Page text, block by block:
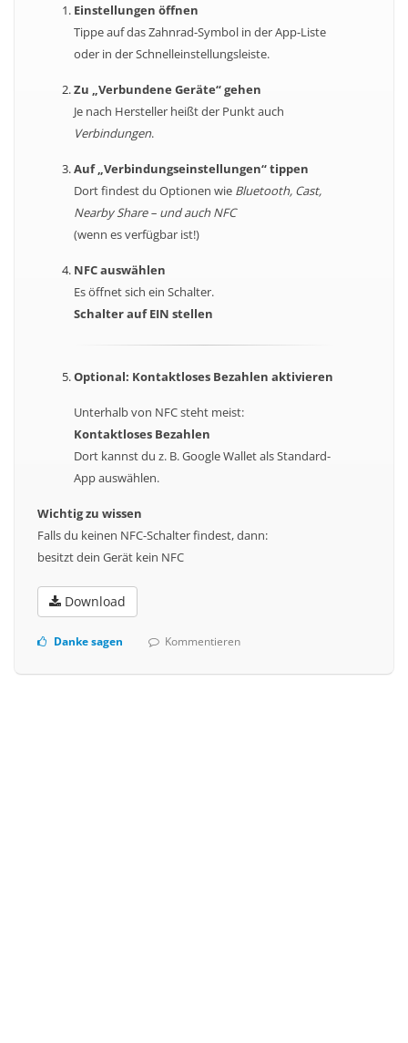
Einstellungen öffnen
Tippe auf das Zahnrad-Symbol in der App-Liste
oder in der Schnelleinstellungsleiste.
Zu „Verbundene Geräte“ gehen
Je nach Hersteller heißt der Punkt auch
Verbindungen.
Auf „Verbindungseinstellungen“ tippen
Dort findest du Optionen wie Bluetooth, Cast,
Nearby Share – und auch NFC
(wenn es verfügbar ist!)
NFC auswählen
Es öffnet sich ein Schalter.
Schalter auf EIN stellen
Optional: Kontaktloses Bezahlen aktivieren
Unterhalb von NFC steht meist:
Kontaktloses Bezahlen
Dort kannst du z. B. Google Wallet als Standard-
App auswählen.
Wichtig zu wissen
Falls du keinen NFC-Schalter findest, dann:
besitzt dein Gerät kein NFC
Download
Danke sagen Kommentieren